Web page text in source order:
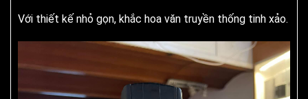
Với thiết kế nhỏ gọn, khắc hoa văn truyền thống tinh xảo.